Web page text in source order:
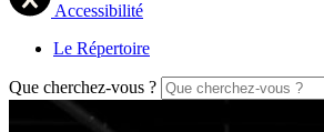
Accessibilité
Le Répertoire
Que cherchez-vous ?